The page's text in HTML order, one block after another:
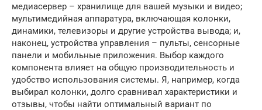
медиасервер – хранилище для вашей музыки и видео;
мультимедийная аппаратура, включающая колонки,
динамики, телевизоры и другие устройства вывода; и,
наконец, устройства управления – пульты, сенсорные
панели и мобильные приложения. Выбор каждого
компонента влияет на общую производительность и
удобство использования системы. Я, например, когда
выбирал колонки, долго сравнивал характеристики и
отзывы, чтобы найти оптимальный вариант по